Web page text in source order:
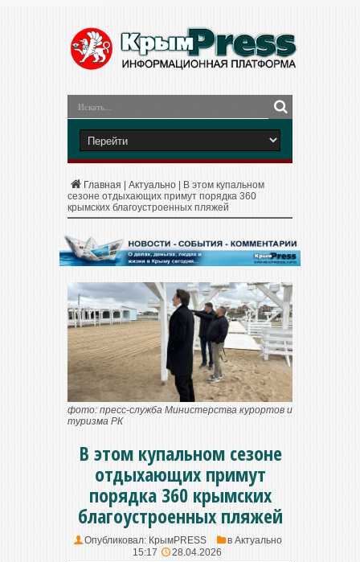
Главная Актуально
В этом купальном
сезоне отдыхающих примут порядка 360
крымских благоустроенных пляжей
фото: пресс-служба Министерства курортов и
туризма РК
В этом купальном сезоне
отдыхающих примут
порядка 360 крымских
благоустроенных пляжей
Опубликовал: КрымPRESS в Актуально
15:17
28.04.2026